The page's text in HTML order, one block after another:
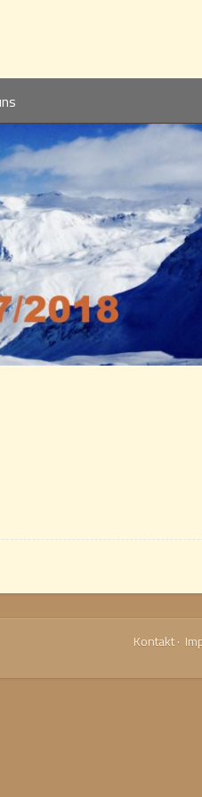
Kontakt·